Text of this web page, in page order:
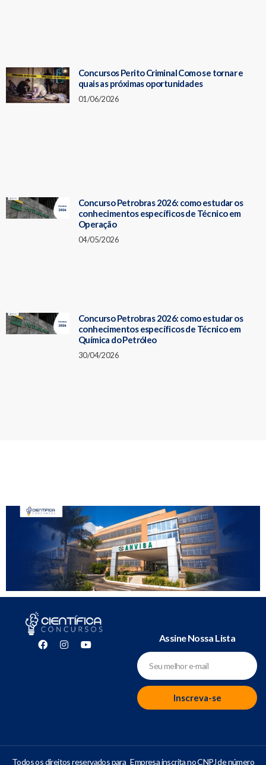
Concursos Perito Criminal Como se tornar e
quais as próximas oportunidades
01/06/2026
Concurso Petrobras 2026: como estudar os
conhecimentos específicos de Técnico em
Operação
04/05/2026
Concurso Petrobras 2026: como estudar os
conhecimentos específicos de Técnico em
Química do Petróleo
30/04/2026
Assine Nossa Lista
Inscreva-se
Todos os direitos reservados para Empresa inscrita no CNPJ de número